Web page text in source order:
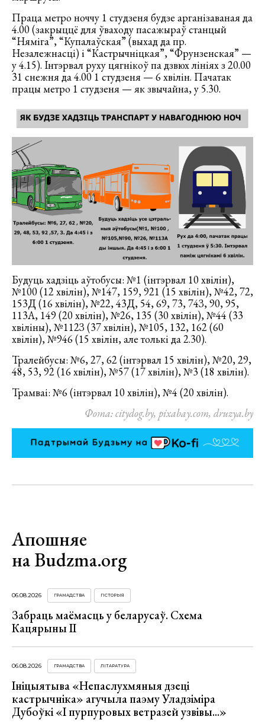
Праца метро ноччу 1 студзеня будзе арганізаваная да
4.00 (закрыццё для ўваходу пасажыраў станцый
“Няміга”, “Купалаўская” (выхад да пр.
Незалежнасці) і “Кастрычніцкая”, “Фрунзенская” —
у 4.15). Інтэрвал руху цягнікоў па дзвюх лініях з 20.00
31 снежня да 4.00 1 студзеня — 6 хвілін. Пачатак
працы метро 1 студзеня — як звычайна, у 5.30.
Будуць хадзіць аўтобусы: №1 (інтэрвал 10 хвілін),
№100 (12 хвілін), №147, 159, 921 (15 хвілін), №42, 72,
153Д (16 хвілін), №22, 43Д, 54, 69, 73, 74З, 90, 95,
113А, 149 (20 хвілін), №26, 135 (30 хвілін), №44 (33
хвіліны), №112З (37 хвілін), №105, 132, 162 (60
хвілін), №946 (15 хвілін, але толькі да 2.30).
Тралейбусы: №6, 27, 62 (інтэрвал 15 хвілін), №20, 29,
48, 53, 92 (16 хвілін), №57 (17 хвілін), №3 (18 хвілін).
Трамваі: №6 (інтэрвал 10 хвілін), №4 (20 хвілін).
Фота: citydog.by, pixabay.com, druzya.by
Апошняе
на Budzma.org
06.08.2026 ГРАМАДСТВА ГІСТОРЫЯ
Забраць маёмасць у беларусаў. Схема
Кацярыны ІІ
06.08.2026 ГРАМАДСТВА ЛІТАРАТУРА
Ініцыятыва «Непаслухмяныя дзеці
кастрычніка» агучыла паэму Уладзіміра
Дубоўкі «І пурпуровых ветразей узвівы...»